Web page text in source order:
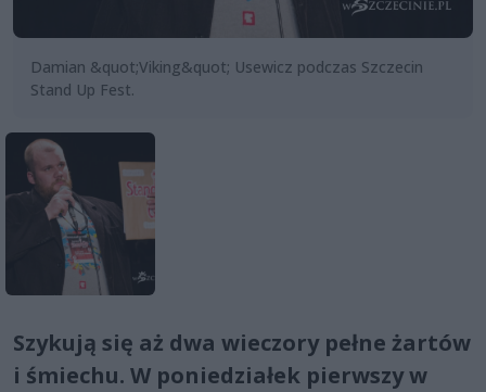
Damian &quot;Viking&quot; Usewicz podczas Szczecin
Stand Up Fest.
Szykują się aż dwa wieczory pełne żartów
i śmiechu. W poniedziałek pierwszy w